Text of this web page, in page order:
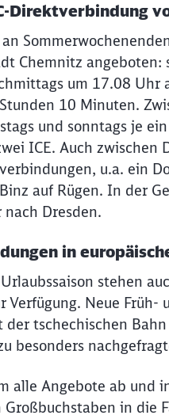
Chemnitz
um 17.08 Uhr
10 Minuten.
und sonntags je
ICE. Auch zwischen
u.a. ein
auf Rügen. In der
Dresden.
in
stehen
Verfügung. Neue
der tschechischen
besonders
alle Angebote ab und
in die